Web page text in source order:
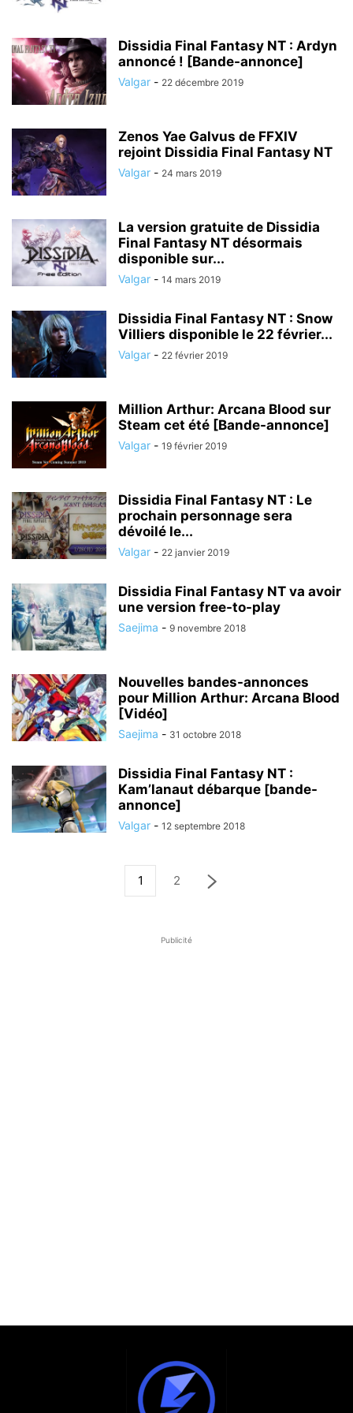
Dissidia Final Fantasy NT : Ardyn
annoncé ! [Bande-annonce]
Valgar - 22 décembre 2019
Zenos Yae Galvus de FFXIV
rejoint Dissidia Final Fantasy NT
Valgar - 24 mars 2019
La version gratuite de Dissidia
Final Fantasy NT désormais
disponible sur...
Valgar - 14 mars 2019
Dissidia Final Fantasy NT : Snow
Villiers disponible le 22 février...
Valgar - 22 février 2019
Million Arthur: Arcana Blood sur
Steam cet été [Bande-annonce]
Valgar - 19 février 2019
Dissidia Final Fantasy NT : Le
prochain personnage sera
dévoilé le...
Valgar - 22 janvier 2019
Dissidia Final Fantasy NT va avoir
une version free-to-play
Saejima - 9 novembre 2018
Nouvelles bandes-annonces
pour Million Arthur: Arcana Blood
[Vidéo]
Saejima - 31 octobre 2018
Dissidia Final Fantasy NT :
Kam’lanaut débarque [bande-
annonce]
Valgar - 12 septembre 2018
1 2
Publicité